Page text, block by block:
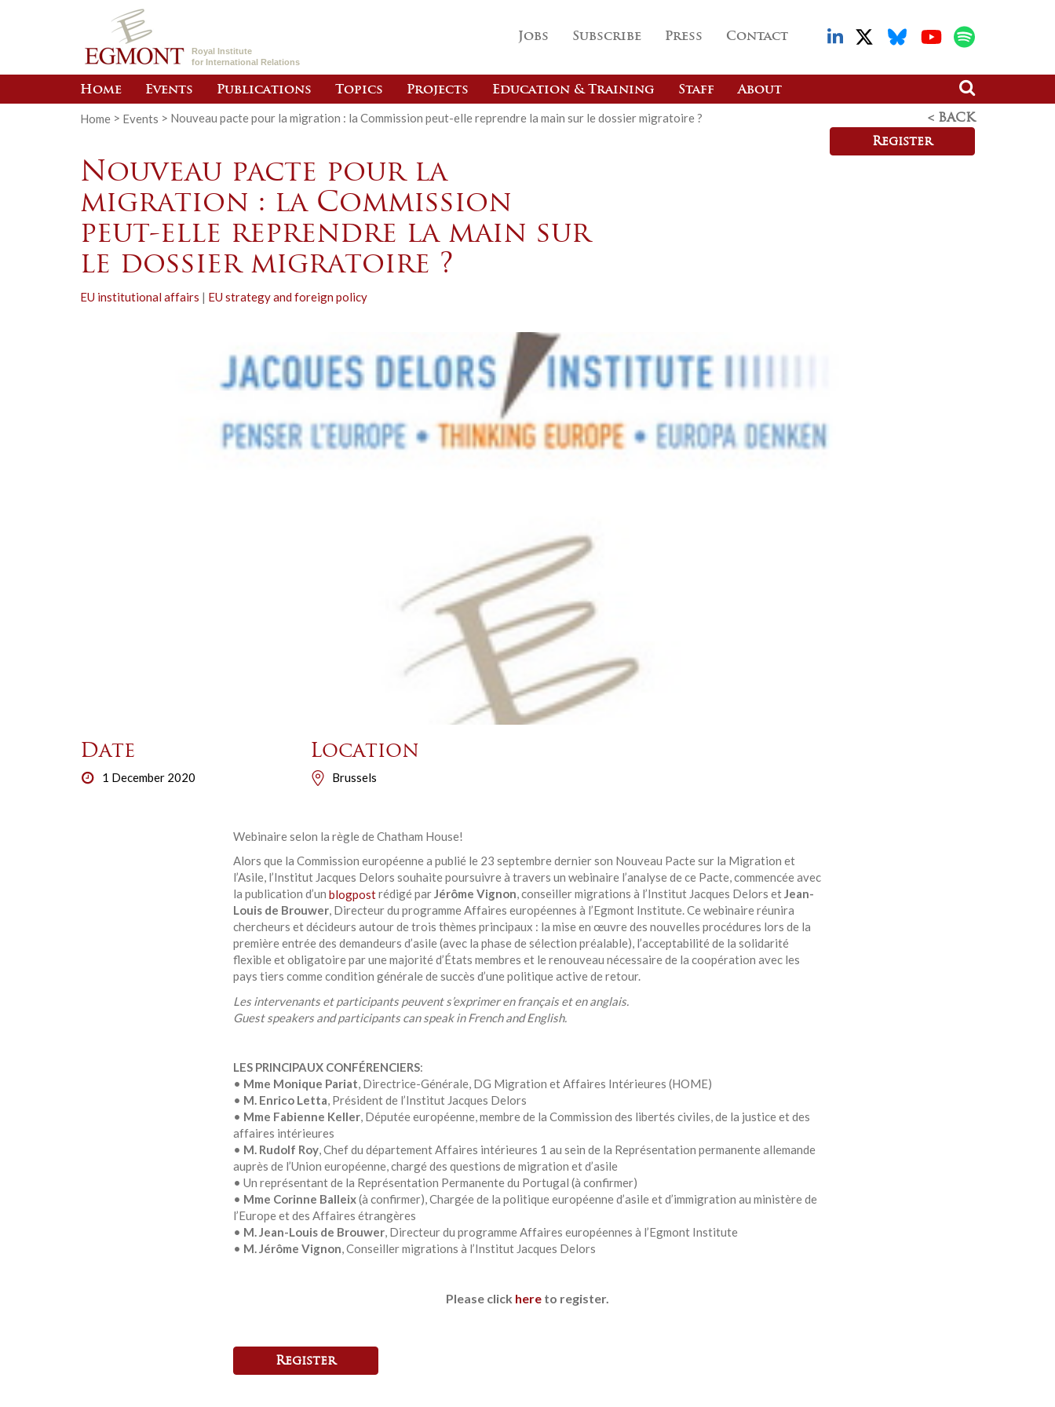
Royal Institute
for International Relations
Jobs Subscribe Press Contact
Home Events Publications Topics Projects Education & Training Staff About
Home > Events > Nouveau pacte pour la migration : la Commission peut-elle reprendre la main sur le dossier migratoire ? < BACK
Nouveau pacte pour la
migration : la Commission
peut-elle reprendre la main sur
le dossier migratoire ?
EU institutional affairs | EU strategy and foreign policy
Register
Date
1 December 2020
Location
Brussels
Webinaire selon la règle de Chatham House!
Alors que la Commission européenne a publié le 23 septembre dernier son Nouveau Pacte sur la Migration et
l’Asile, l’Institut Jacques Delors souhaite poursuivre à travers un webinaire l’analyse de ce Pacte, commencée avec
la publication d’un blogpostrédigé parJérôme Vignon, conseiller migrations à l’Institut Jacques Delors etJean-
Louis de Brouwer, Directeur du programme Affaires européennes à l’Egmont Institute. Ce webinaire réunira
chercheurs et décideurs autour de trois thèmes principaux : la mise en œuvre des nouvelles procédures lors de la
première entrée des demandeurs d’asile (avec la phase de sélection préalable), l’acceptabilité de la solidarité
flexible et obligatoire par une majorité d’États membres et le renouveau nécessaire de la coopération avec les
pays tiers comme condition générale de succès d’une politique active de retour.
Les intervenants et participants peuvent s’exprimer en français et en anglais.
Guest speakers and participants can speak in French and English.
LES PRINCIPAUX CONFÉRENCIERS:
• Mme Monique Pariat, Directrice-Générale, DG Migration et Affaires Intérieures (HOME)
• M. Enrico Letta, Président de l’Institut Jacques Delors
• Mme Fabienne Keller, Députée européenne, membre de la Commission des libertés civiles, de la justice et des
affaires intérieures
• M. Rudolf Roy, Chef du département Affaires intérieures 1 au sein de la Représentation permanente allemande
auprès de l’Union européenne, chargé des questions de migration et d’asile
• Un représentant de la Représentation Permanente du Portugal (à confirmer)
• Mme Corinne Balleix(à confirmer), Chargée de la politique européenne d’asile et d’immigration au ministère de
l’Europe et des Affaires étrangères
• M. Jean-Louis de Brouwer, Directeur du programme Affaires européennes à l’Egmont Institute
• M. Jérôme Vignon, Conseiller migrations à l’Institut Jacques Delors
Please click here to register.
Register